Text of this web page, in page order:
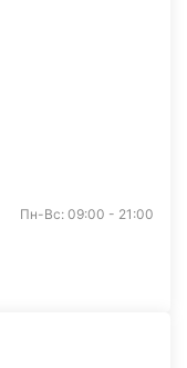
Пн-Вс: 09:00 - 21:00